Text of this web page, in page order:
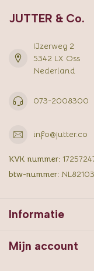
JUTTER & Co.
IJzerweg 2
5342 LX Oss
Nederland
073-2008300
info@jutter.co
KVK nummer:
btw-nummer:
Informatie
Mijn account